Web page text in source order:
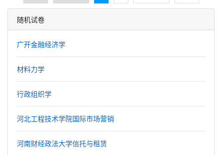
随机试卷
广开金融经济学
材料力学
行政组织学
河北工程技术学院国际市场营销
河南财经政法大学信托与租赁